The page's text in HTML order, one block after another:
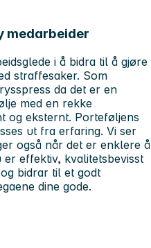
medarbeider
i å bidra til å gjøre
straffesaker. Som
da det er en
med en rekke
og eksternt. Porteføljens
ut fra erfaring. Vi ser
også når det er enklere å
effektiv, kvalitetsbevisst
bidrar til et godt
dine gode.